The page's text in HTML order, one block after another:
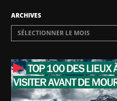
ARCHIVES
SÉLECTIONNER LE MOIS